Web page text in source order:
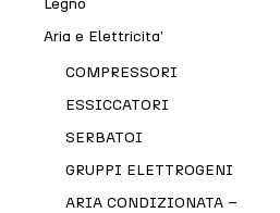
Legno
Aria e Elettricita’
COMPRESSORI
ESSICCATORI
SERBATOI
GRUPPI ELETTROGENI
ARIA CONDIZIONATA –